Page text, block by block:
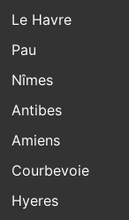
Le Havre
Pau
Nîmes
Antibes
Amiens
Courbevoie
Hyeres